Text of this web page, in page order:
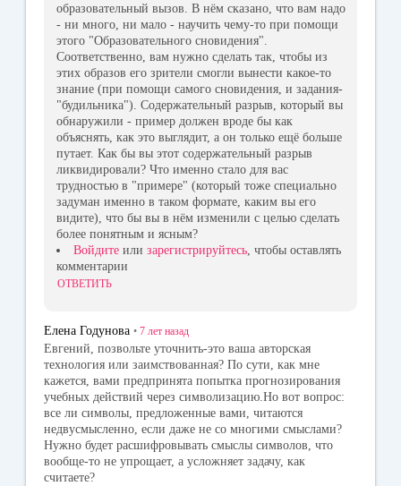
образовательный вызов. В нём сказано, что вам надо
- ни много, ни мало - научить чему-то при помощи
этого "Образовательного сновидения".
Соответственно, вам нужно сделать так, чтобы из
этих образов его зрители смогли вынести какое-то
знание (при помощи самого сновидения, и задания-
"будильника"). Содержательный разрыв, который вы
обнаружили - пример должен вроде бы как
объяснять, как это выглядит, а он только ещё больше
путает. Как бы вы этот содержательный разрыв
ликвидировали? Что именно стало для вас
трудностью в "примере" (который тоже специально
задуман именно в таком формате, каким вы его
видите), что бы вы в нём изменили с целью сделать
более понятным и ясным?
Войдите или зарегистрируйтесь , чтобы оставлять
комментарии
ОТВЕТИТЬ
Елена Годунова • 7 лет назад
Евгений, позвольте уточнить-это ваша авторская
технология или заимствованная? По сути, как мне
кажется, вами предпринята попытка прогнозирования
учебных действий через символизацию.Но вот вопрос:
все ли символы, предложенные вами, читаются
недвусмысленно, если даже не со многими смыслами?
Нужно будет расшифровывать смыслы символов, что
вообще-то не упрощает, а усложняет задачу, как
считаете?